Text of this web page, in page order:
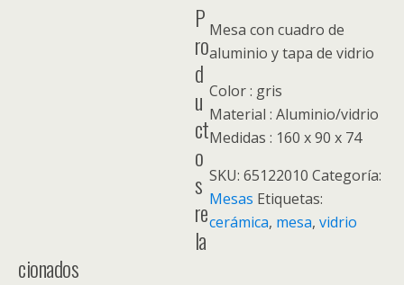
Mesa con cuadro de
aluminio y tapa de vidrio
Color : gris
Material : Aluminio/vidrio
Medidas : 160 x 90 x 74
SKU:65122010 Categoría:
Mesas Etiquetas:
cerámica, mesa,vidrio
P
ro
d
u
ct
o
s
re
la
cionados